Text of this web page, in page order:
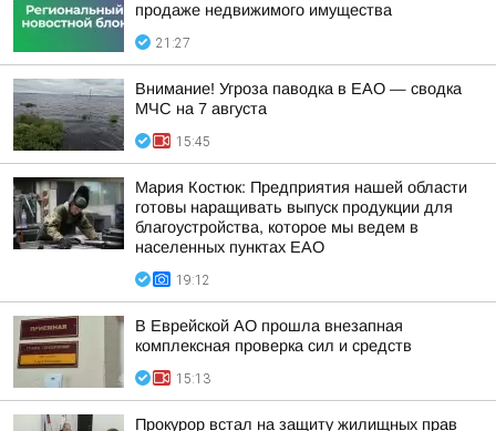
продаже недвижимого имущества
21:27
Внимание! Угроза паводка в ЕАО — сводка
МЧС на 7 августа
15:45
Мария Костюк: Предприятия нашей области
готовы наращивать выпуск продукции для
благоустройства, которое мы ведем в
населенных пунктах ЕАО
19:12
В Еврейской АО прошла внезапная
комплексная проверка сил и средств
15:13
Прокурор встал на защиту жилищных прав